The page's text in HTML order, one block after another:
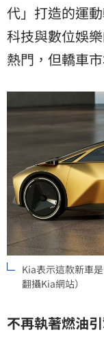
代」打造的運
科技與數位娛
熱門，但轎車
Kia表示這款新車
翻攝Kia網站）
不再執著燃油